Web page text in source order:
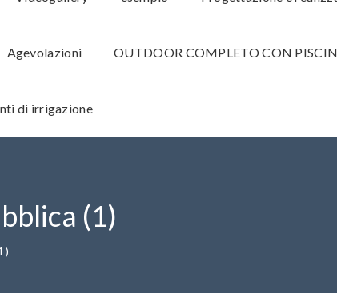
Agevolazioni OUTDOOR COMPLETO CON
di irrigazione
(1)